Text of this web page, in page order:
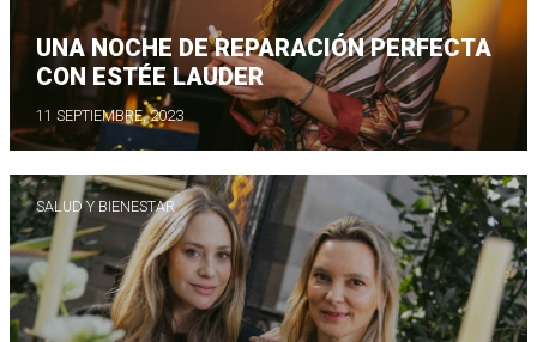
UNA NOCHE DE REPARACIÓN PERFECTA
CON ESTÉE LAUDER
11 SEPTIEMBRE, 2023
SALUD Y BIENESTAR